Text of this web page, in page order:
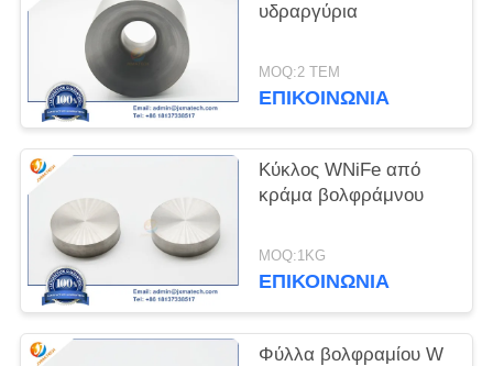
υδραργύρια
MOQ:2 ΤΕΜ
ΕΠΙΚΟΙΝΩΝΊΑ
Κύκλος WNiFe από
κράμα βολφράμνου
MOQ:1KG
ΕΠΙΚΟΙΝΩΝΊΑ
Φύλλα βολφραμίου W